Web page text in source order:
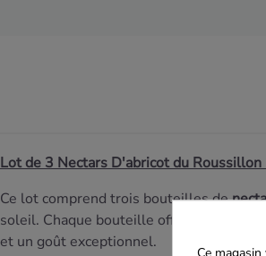
Lot de 3 Nectars D'abricot du
Ce lot comprend trois bouteilles de
soleil. Chaque bouteille offre un nectar
et un goût exceptionnel.